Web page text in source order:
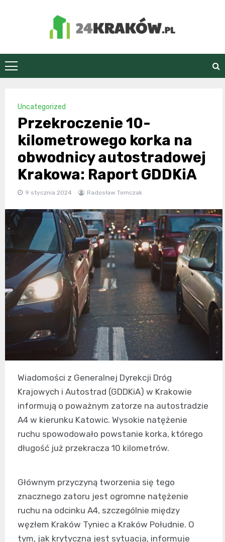
24Kraków.pl
Uncategorized
Przekroczenie 10-
kilometrowego korka na
obwodnicy autostradowej
Krakowa: Raport GDDKiA
9 stycznia 2024 Radosław Tomczak
Wiadomości z Generalnej Dyrekcji Dróg
Krajowych i Autostrad (GDDKiA) w Krakowie
informują o poważnym zatorze na autostradzie
A4 w kierunku Katowic. Wysokie natężenie
ruchu spowodowało powstanie korka, którego
długość już przekracza 10 kilometrów.
Głównym przyczyną tworzenia się tego
znacznego zatoru jest ogromne natężenie
ruchu na odcinku A4, szczególnie między
węzłem Kraków Tyniec a Kraków Południe. O
tym, jak krytyczna jest sytuacja, informuje